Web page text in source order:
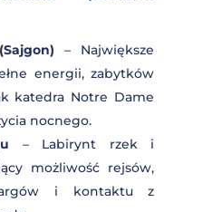
miejsce na
świątyń
które przypominają
Czamów.
(Southern
– Największe